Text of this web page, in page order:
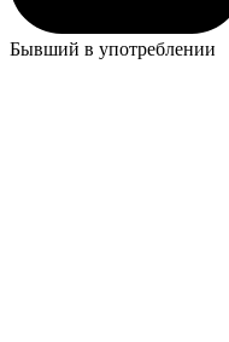
Бывший в употреблении